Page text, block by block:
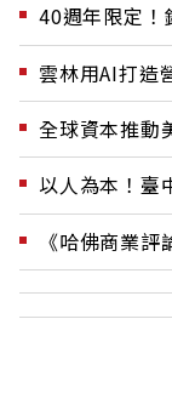
40週年限定！
雲林用AI打造
全球資本推動
以人為本！臺
《哈佛商業評